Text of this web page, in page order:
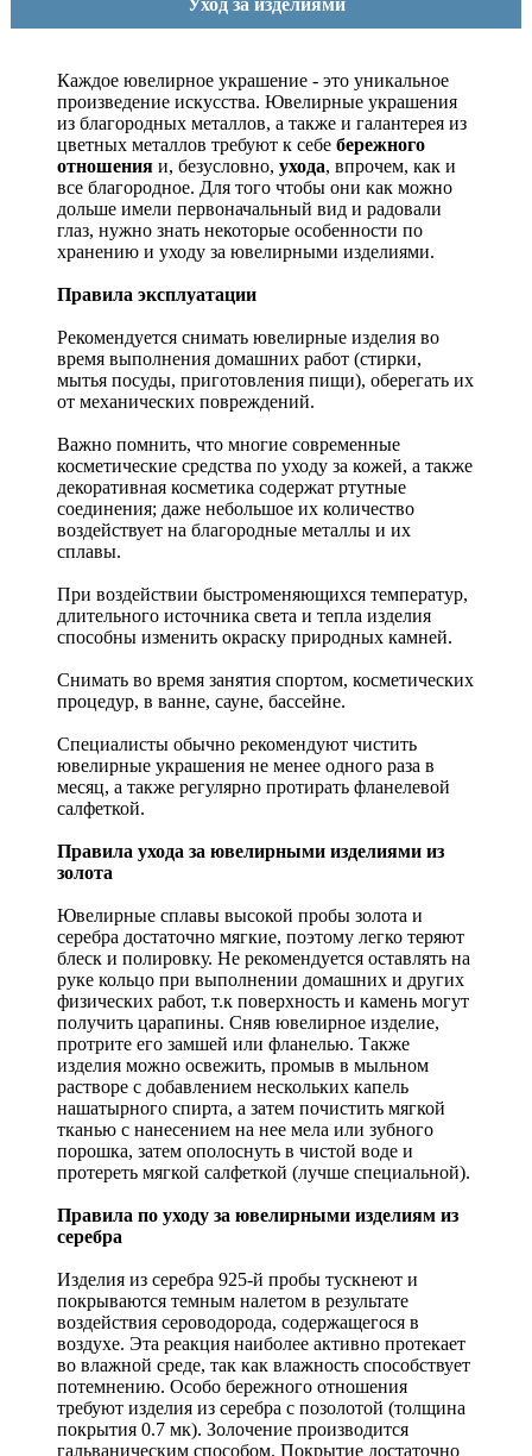
Каждое ювелирное украшение - это уникальное
произведение искусства. Ювелирные украшения
из благородных металлов, а также и галантерея из
цветных металлов требуют к себе бережного
отношения и, безусловно, ухода, впрочем, как и
все благородное. Для того чтобы они как можно
дольше имели первоначальный вид и радовали
глаз, нужно знать некоторые особенности по
хранению и уходу за ювелирными изделиями.
Правила эксплуатации
Рекомендуется снимать ювелирные изделия во
время выполнения домашних работ (стирки,
мытья посуды, приготовления пищи), оберегать их
от механических повреждений.
Важно помнить, что многие современные
косметические средства по уходу за кожей, а также
декоративная косметика содержат ртутные
соединения; даже небольшое их количество
воздействует на благородные металлы и их
сплавы.
При воздействии быстроменяющихся температур,
длительного источника света и тепла изделия
способны изменить окраску природных камней.
Снимать во время занятия спортом, косметических
процедур, в ванне, сауне, бассейне.
Специалисты обычно рекомендуют чистить
ювелирные украшения не менее одного раза в
месяц, а также регулярно протирать фланелевой
салфеткой.
Правила ухода за ювелирными изделиями из
золота
Ювелирные сплавы высокой пробы золота и
серебра достаточно мягкие, поэтому легко теряют
блеск и полировку. Не рекомендуется оставлять на
руке кольцо при выполнении домашних и других
физических работ, т.к поверхность и камень могут
получить царапины. Сняв ювелирное изделие,
протрите его замшей или фланелью. Также
изделия можно освежить, промыв в мыльном
растворе с добавлением нескольких капель
нашатырного спирта, а затем почистить мягкой
тканью с нанесением на нее мела или зубного
порошка, затем ополоснуть в чистой воде и
протереть мягкой салфеткой (лучше специальной).
Правила по уходу за ювелирными изделиям из
серебра
Изделия из серебра 925-й пробы тускнеют и
покрываются темным налетом в результате
воздействия сероводорода, содержащегося в
воздухе. Эта реакция наиболее активно протекает
во влажной среде, так как влажность способствует
потемнению. Особо бережного отношения
требуют изделия из серебра с позолотой (толщина
покрытия 0.7 мк). Золочение производится
гальваническим способом. Покрытие достаточно